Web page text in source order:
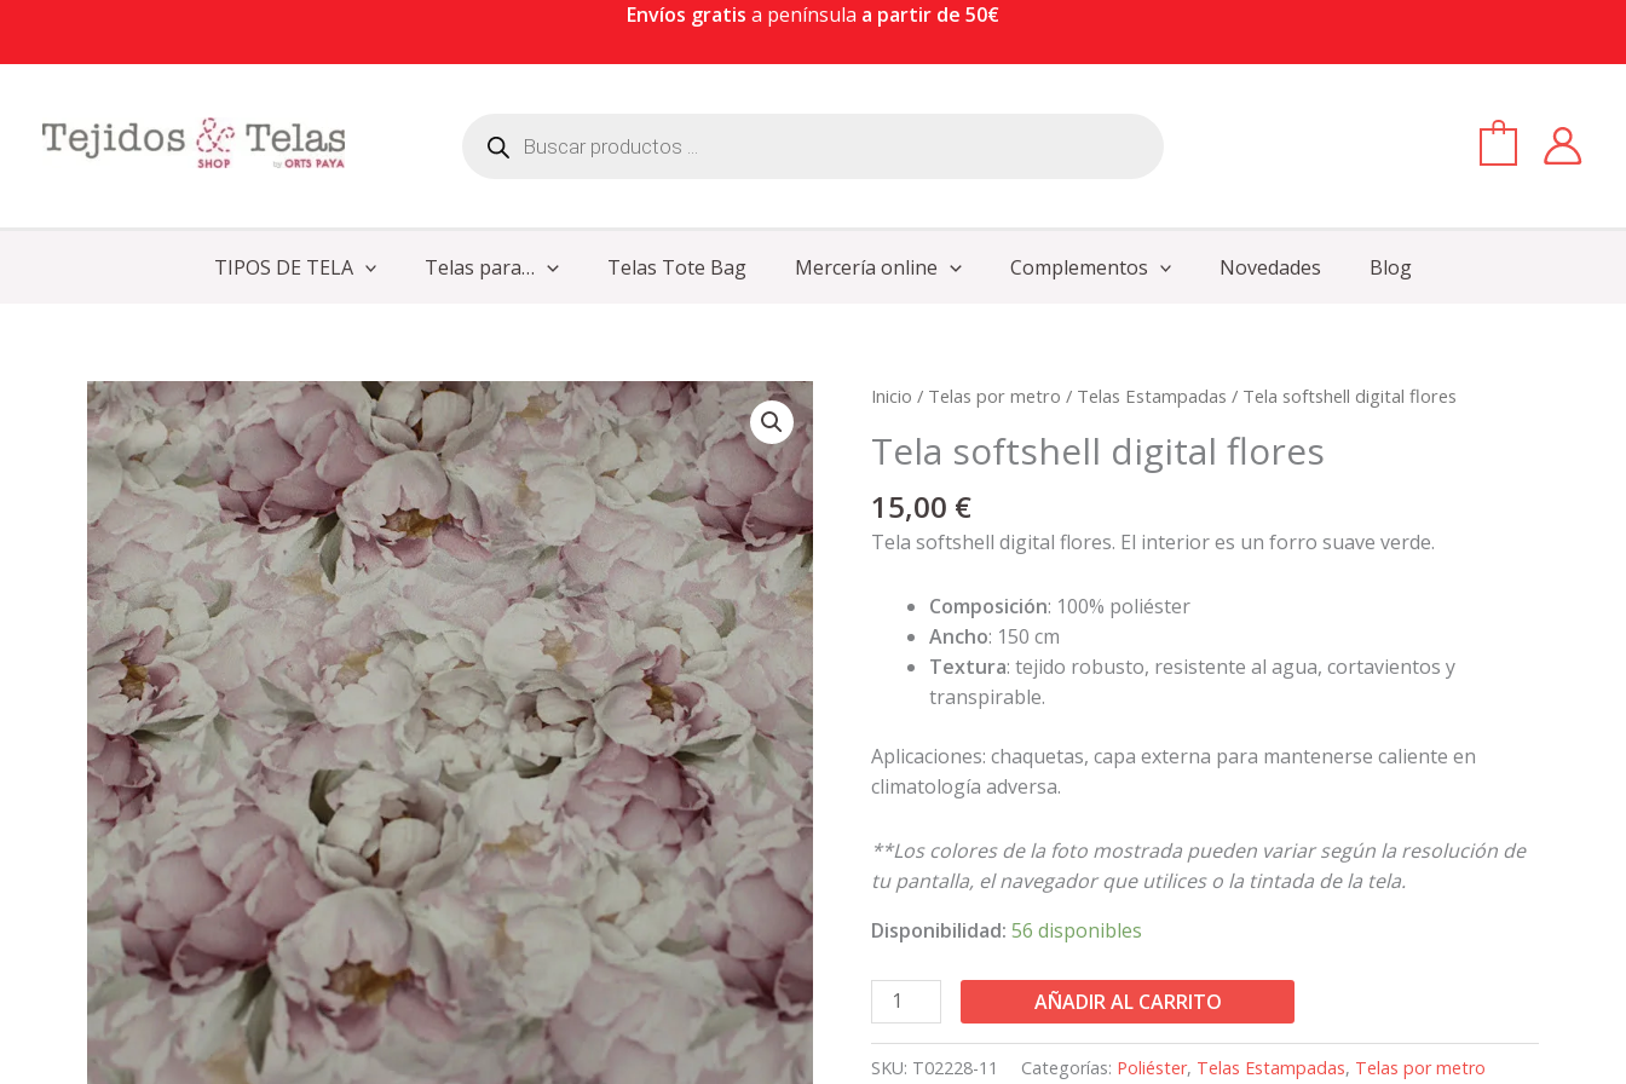
Envíos gratis a península a partir de 50€
TIPOS DE TELA Telas para… Telas Tote Bag Mercería online Complementos Novedades Blog
Inicio / Telas por metro / Telas Estampadas / Tela softshell digital flores
Tela softshell digital flores
15,00 €
Tela softshell digital flores. El interior es un forro suave verde.
Composición: 100% poliéster
Ancho: 150 cm
Textura: tejido robusto, resistente al agua, cortavientos y
transpirable.
Aplicaciones: chaquetas, capa externa para mantenerse caliente en
climatología adversa.
**Los colores de la foto mostrada pueden variar según la resolución de
tu pantalla, el navegador que utilices o la tintada de la tela.
Disponibilidad: 56 disponibles
Tela
digital
cantidad
AÑADIR AL CARRITO
SKU: T02228-11 Categorías: Poliéster, Telas Estampadas, Telas por metro